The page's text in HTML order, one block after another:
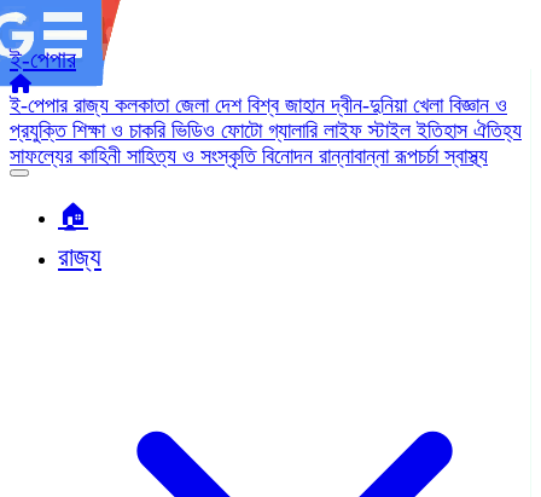
ই-পেপার
ই-পেপার রাজ্য কলকাতা জেলা দেশ বিশ্ব জাহানদ্বীন-দুনিয়া খেলা বিজ্ঞান ও
প্রযুক্তি শিক্ষা ও চাকরি ভিডিও ফোটো গ্যালারি লাইফ স্টাইলইতিহাস ঐতিহ্য
সাফল্যের কাহিনী সাহিত্য ও সংস্কৃতি বিনোদন রান্নাবান্নারূপচর্চাস্বাস্থ্য
🏠︎
রাজ্য